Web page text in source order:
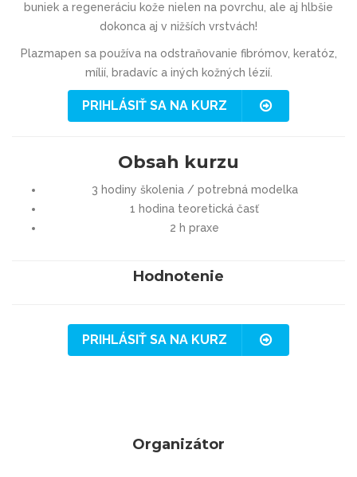
buniek a regeneráciu kože nielen na povrchu, ale aj hlbšie
dokonca aj v nižších vrstvách!
Plazmapen sa používa na odstraňovanie fibrómov, keratóz,
mílií, bradavíc a iných kožných lézií.
PRIHLÁSIŤ SA NA KURZ
Obsah kurzu
3 hodiny školenia / potrebná modelka
1 hodina teoretická časť
2 h praxe
Hodnotenie
PRIHLÁSIŤ SA NA KURZ
Organizátor